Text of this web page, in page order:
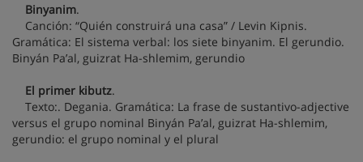
Binyanim.
Canción: “Quién construirá una casa” / Levin Kipnis.
Gramática: El sistema verbal: los siete binyanim. El gerundio.
Binyán Pa’al, guizrat Ha-shlemim, gerundio
El primer kibutz.
Texto:. Degania. Gramática: La frase de sustantivo-adjective
versus el grupo nominal Binyán Pa’al, guizrat Ha-shlemim,
gerundio: el grupo nominal y el plural